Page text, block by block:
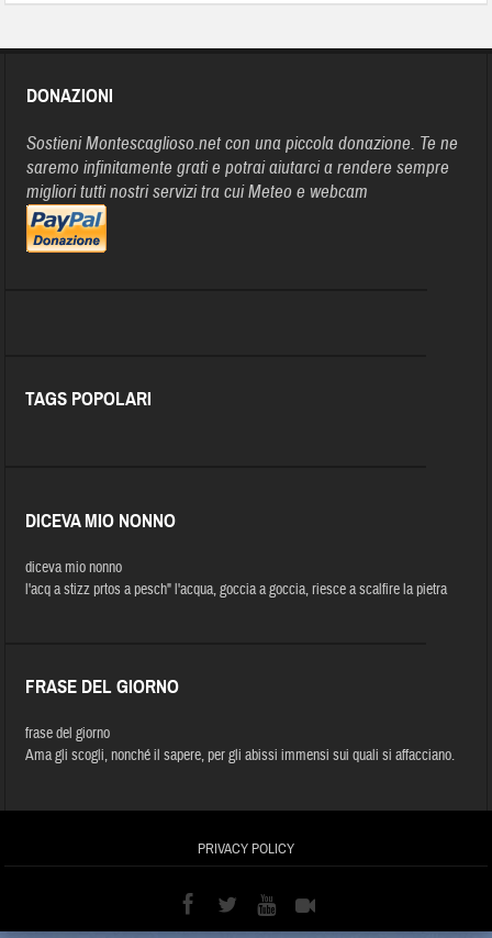
DONAZIONI
Sostieni Montescaglioso.net con una piccola donazione. Te ne
saremo infinitamente grati e potrai aiutarci a rendere sempre
migliori tutti nostri servizi tra cui Meteo e webcam
TAGS POPOLARI
DICEVA MIO NONNO
diceva mio nonno
l'acq a stizz prtos a pesch" l'acqua, goccia a goccia, riesce a scalfire la pietra
FRASE DEL GIORNO
frase del giorno
Ama gli scogli, nonché il sapere, per gli abissi immensi sui quali si affacciano.
PRIVACY POLICY